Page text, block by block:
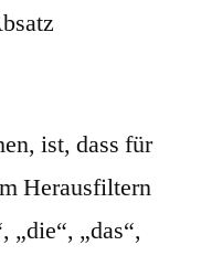
ist, dass für
Herausfiltern
„die“, „das“,